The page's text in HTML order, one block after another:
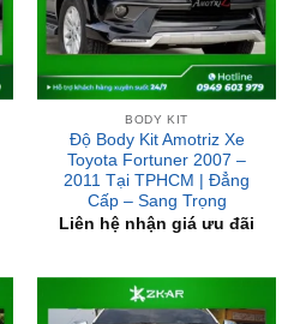
BODY KIT
Độ Body Kit Amotriz Xe
Toyota Fortuner 2007 –
2011 Tại TPHCM | Đẳng
Cấp – Sang Trọng
Liên hệ nhận giá ưu đãi